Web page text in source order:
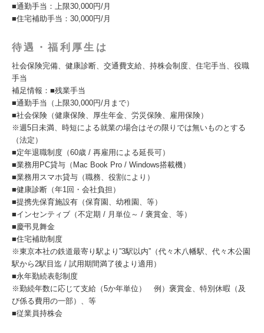
■通勤手当：上限30,000円/月
■住宅補助手当：30,000円/月
待遇・福利厚生は
社会保険完備、健康診断、交通費支給、持株会制度、住宅手当、役職
手当
補足情報：■残業手当
■通勤手当（上限30,000円/月まで）
■社会保険（健康保険、厚生年金、労災保険、雇用保険）
※週5日未満、時短による就業の場合はその限りでは無いものとする
（法定）
■定年退職制度（60歳 / 再雇用による延長可）
■業務用PC貸与（Mac Book Pro / Windows搭載機）
■業務用スマホ貸与（職務、役割により）
■健康診断（年1回・会社負担）
■提携先保育施設有（保育園、幼稚園、等）
■インセンティブ（不定期 / 月単位～ / 褒賞金、等）
■慶弔見舞金
■住宅補助制度
※東京本社の鉄道最寄り駅より”3駅以内”（代々木八幡駅、代々木公園
駅から2駅目迄 / 試用期間満了後より適用）
■永年勤続表彰制度
※勤続年数に応じて支給（5か年単位） 例）褒賞金、特別休暇（及
び係る費用の一部）、等
■従業員持株会